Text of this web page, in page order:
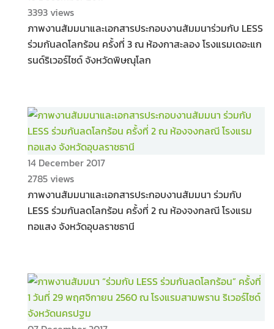
3393 views
ภาพงานสัมมนาและเอกสารประกอบงานสัมมนาร่วมกับ LESS
ร่วมกันลดโลกร้อน ครั้งที่ 3 ณ ห้องกาสะลอง โรงแรมเดอะแก
รนด์ริเวอร์ไซด์ จังหวัดพิษณุโลก
14 December 2017
2785 views
ภาพงานสัมมนาและเอกสารประกอบงานสัมมนา ร่วมกับ
LESS ร่วมกันลดโลกร้อน ครั้งที่ 2 ณ ห้องจงกลณี โรงแรม
ทอแสง จังหวัดอุบลราชธานี